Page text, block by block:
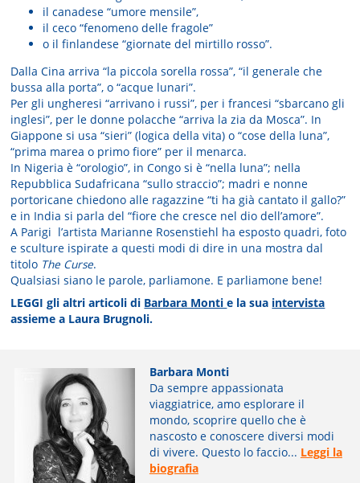
il canadese “umore mensile”,
il ceco “fenomeno delle fragole”
o il finlandese “giornate del mirtillo rosso”.
Dalla Cina arriva “la piccola sorella rossa”, “il generale che
bussa alla porta”, o “acque lunari”.
Per gli ungheresi “arrivano i russi”, per i francesi “sbarcano gli
inglesi”, per le donne polacche “arriva la zia da Mosca”. In
Giappone si usa “sieri” (logica della vita) o “cose della luna”,
“prima marea o primo fiore” per il menarca.
In Nigeria è “orologio”, in Congo si è “nella luna”; nella
Repubblica Sudafricana “sullo straccio”; madri e nonne
portoricane chiedono alle ragazzine “ti ha già cantato il gallo?”
e in India si parla del “fiore che cresce nel dio dell’amore”.
A Parigi l’artista Marianne Rosenstiehl ha esposto quadri, foto
e sculture ispirate a questi modi di dire in una mostra dal
titolo The Curse.
Qualsiasi siano le parole, parliamone. E parliamone bene!
LEGGI gli altri articoli di Barbara Montie la sua intervista
assieme a Laura Brugnoli.
Barbara Monti
Da sempre appassionata
viaggiatrice, amo esplorare il
mondo, scoprire quello che è
nascosto e conoscere diversi modi
di vivere. Questo lo faccio... Leggi la
biografia